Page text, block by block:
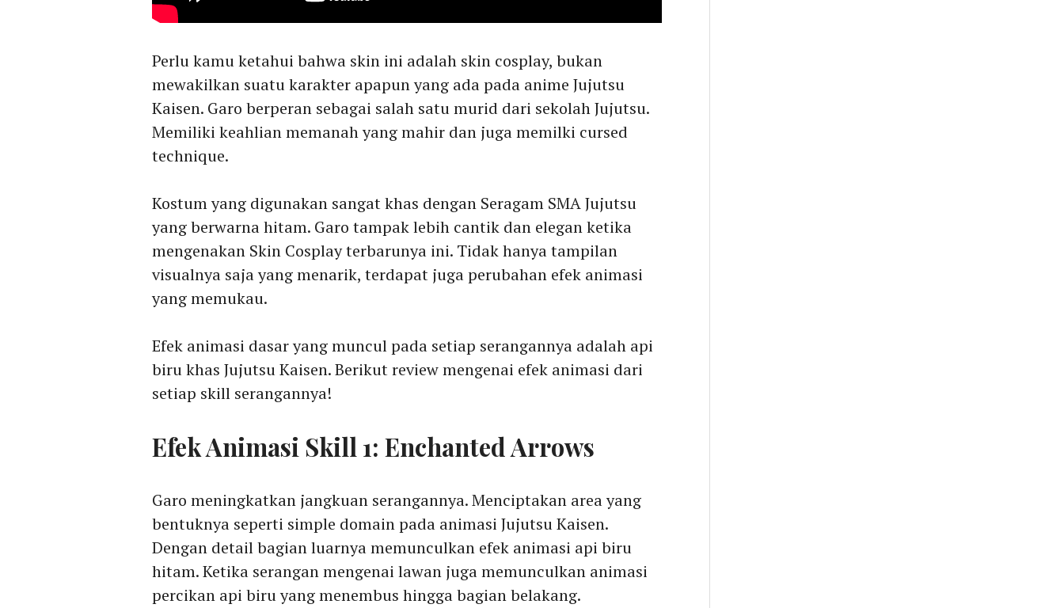
Perlu kamu ketahui bahwa skin ini adalah skin cosplay, bukan
mewakilkan suatu karakter apapun yang ada pada anime Jujutsu
Kaisen. Garo berperan sebagai salah satu murid dari sekolah Jujutsu.
Memiliki keahlian memanah yang mahir dan juga memilki cursed
technique.
Kostum yang digunakan sangat khas dengan Seragam SMA Jujutsu
yang berwarna hitam. Garo tampak lebih cantik dan elegan ketika
mengenakan Skin Cosplay terbarunya ini. Tidak hanya tampilan
visualnya saja yang menarik, terdapat juga perubahan efek animasi
yang memukau.
Efek animasi dasar yang muncul pada setiap serangannya adalah api
biru khas Jujutsu Kaisen. Berikut review mengenai efek animasi dari
setiap skill serangannya!
Efek Animasi Skill 1: Enchanted Arrows
Garo meningkatkan jangkuan serangannya. Menciptakan area yang
bentuknya seperti simple domain pada animasi Jujutsu Kaisen.
Dengan detail bagian luarnya memunculkan efek animasi api biru
hitam. Ketika serangan mengenai lawan juga memunculkan animasi
percikan api biru yang menembus hingga bagian belakang.